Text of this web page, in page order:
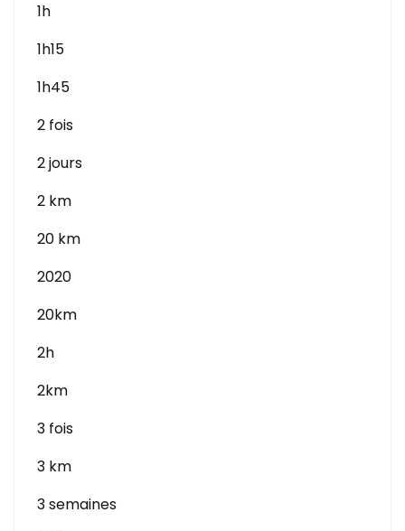
1h
1h15
1h45
2 fois
2 jours
2 km
20 km
2020
20km
2h
2km
3 fois
3 km
3 semaines